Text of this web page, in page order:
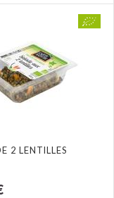
2 LENTILLES